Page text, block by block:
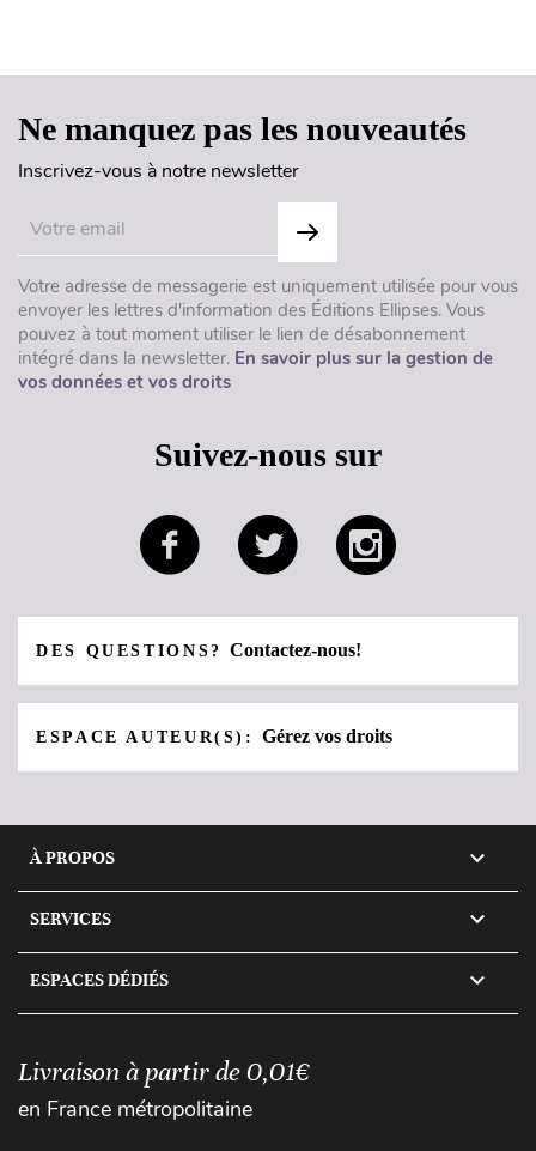
Ne manquez pas les nouveautés
Inscrivez-vous à notre newsletter
Votre adresse de messagerie est uniquement utilisée pour vous
envoyer les lettres d'information des Éditions Ellipses. Vous
pouvez à tout moment utiliser le lien de désabonnement
intégré dans la newsletter. En savoir plus sur la gestion de
vos données et vos droits
Suivez-nous sur
DES QUESTIONS?Contactez-nous!
ESPACE AUTEUR(S):Gérez vos droits
À PROPOS 
SERVICES 
ESPACES DÉDIÉS 
Livraison à partir de 0,01€
en France métropolitaine